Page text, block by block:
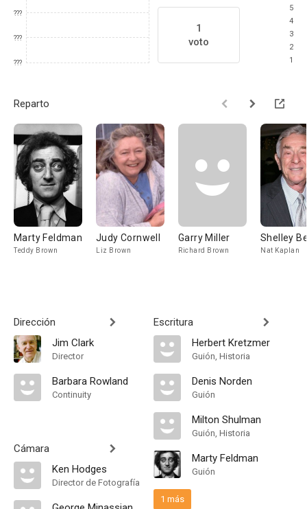
???
???
???
1
voto
5
4
3
2
1
Reparto
Marty Feldman
Teddy Brown
Judy Cornwell
Liz Brown
Garry Miller
Richard Brown
Shelley
Nat Kaplan
Dirección
Jim Clark
Director
Barbara Rowland
Continuity
Cámara
Ken Hodges
Director de Fotografía
Escritura
Herbert Kretzmer
Guión, Historia
Denis Norden
Guión
Milton Shulman
Guión, Historia
Marty Feldman
Guión
1 más